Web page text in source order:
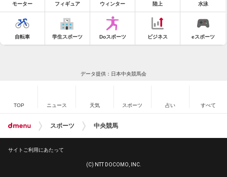
モーター フィギュア ウィンター 陸上 水泳
自転車 学生スポーツ Doスポーツ ビジネス eスポーツ
データ提供：日本中央競馬会
TOP ニュース 天気 スポーツ 占い すべて
スポーツ 中央競馬
サイトご利用にあたって
(C) NTT DOCOMO, INC.